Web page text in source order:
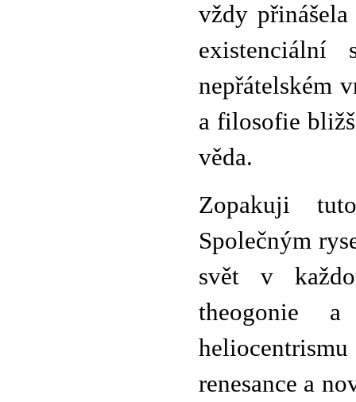
vždy
nepřátelském
a filosofie
věda.
Zopakuji
Společným
svět v
theogonie
heliocentrismu
renesance a